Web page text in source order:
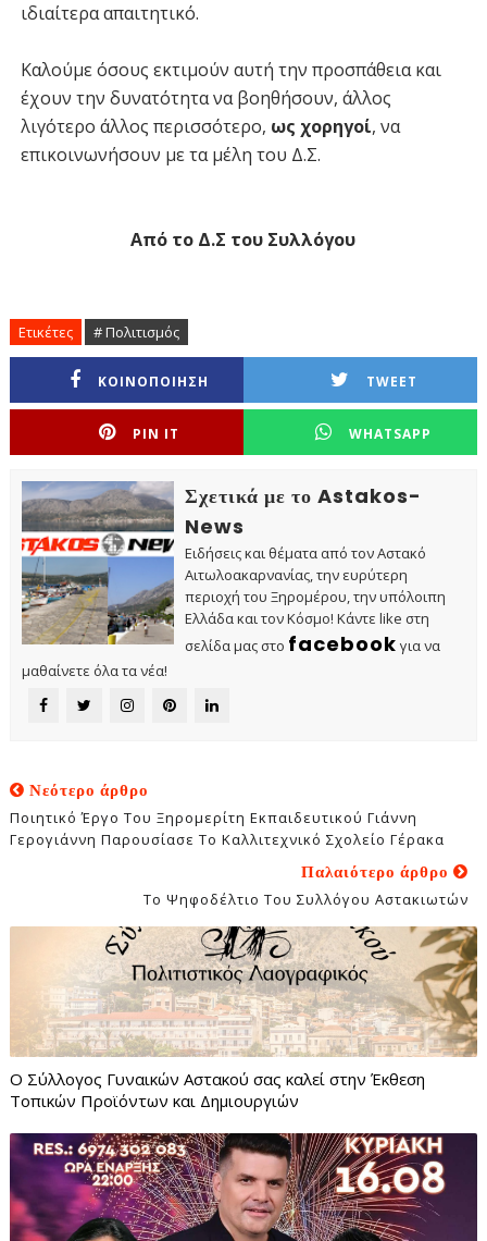
ιδιαίτερα απαιτητικό.
Καλούμε όσους εκτιμούν αυτή την προσπάθεια και
έχουν την δυνατότητα να βοηθήσουν, άλλος
λιγότερο άλλος περισσότερο, ως χορηγοί, να
επικοινωνήσουν με τα μέλη του Δ.Σ.
Από το Δ.Σ του Συλλόγου
Ετικέτες # Πολιτισμός
ΚΟΙΝΟΠΟΙΗΣΗ TWEET
PIN IT WHATSAPP
Σχετικά με το Astakos-
News
Ειδήσεις και θέματα από τον Αστακό
Αιτωλοακαρνανίας, την ευρύτερη
περιοχή του Ξηρομέρου, την υπόλοιπη
Ελλάδα και τον Κόσμο! Κάντε like στη
σελίδα μας στο facebook για να
μαθαίνετε όλα τα νέα!
Νεότερο άρθρο
Ποιητικό Έργο Του Ξηρομερίτη Εκπαιδευτικού Γιάννη
Γερογιάννη Παρουσίασε Το Καλλιτεχνικό Σχολείο Γέρακα
Παλαιότερο άρθρο
Το Ψηφοδέλτιο Του Συλλόγου Αστακιωτών
Ο Σύλλογος Γυναικών Αστακού σας καλεί στην Έκθεση
Τοπικών Προϊόντων και Δημιουργιών